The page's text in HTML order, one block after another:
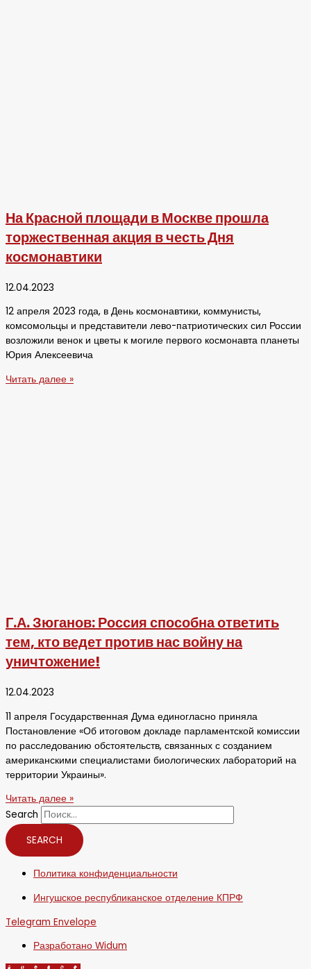
На Красной площади в Москве прошла
торжественная акция в честь Дня
космонавтики
12.04.2023
12 апреля 2023 года, в День космонавтики, коммунисты,
комсомольцы и представители лево-патриотических сил России
возложили венок и цветы к могиле первого космонавта планеты
Юрия Алексеевича
Читать далее »
Г.А. Зюганов: Россия способна ответить
тем, кто ведет против нас войну на
уничтожение!
12.04.2023
11 апреля Государственная Дума единогласно приняла
Постановление «Об итоговом докладе парламентской комиссии
по расследованию обстоятельств, связанных с созданием
американскими специалистами биологических лабораторий на
территории Украины».
Читать далее »
Search
SEARCH
Политика конфиденциальности
Ингушское республиканское отделение КПРФ
Telegram Envelope
Разработано Widum